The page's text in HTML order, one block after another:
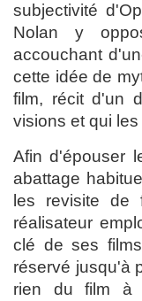
subjectivité
Nolan y
accouchant
cette idée de
film, récit d'un
visions et qui
Afin d'épouser
abattage
les revisite de
réalisateur
clé de ses
réservé jusqu'à
rien du film à